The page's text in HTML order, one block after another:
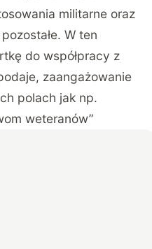
militarne oraz
W ten
do współpracy z
zaangażowanie
polach jak np.
weteranów”